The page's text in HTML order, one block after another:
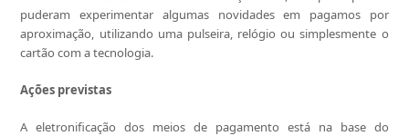
puderam experimentar algumas novidades em pagamos por
aproximação, utilizando uma pulseira, relógio ou simplesmente o
cartão com a tecnologia.
Ações previstas
A eletronificação dos meios de pagamento está na base do